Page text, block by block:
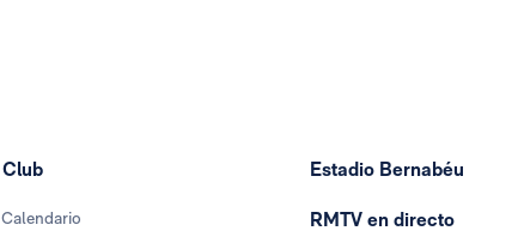
Club
Calendario
Estadio Bernabéu
RMTV en directo